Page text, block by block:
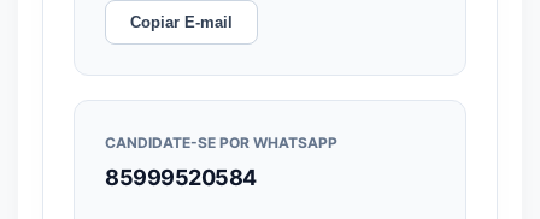
Copiar E-mail
CANDIDATE-SE POR WHATSAPP
85999520584